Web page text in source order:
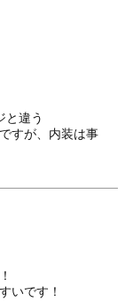
と違う
すが、内装は事
いです！